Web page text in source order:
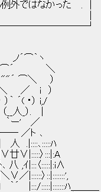
はなかった . │
）
）
i,/
. |
､
､:::::ﾊ
〉:::|:A
〈:::::|:i∧
〉::|:::::::',
ﾊ＿＿＿